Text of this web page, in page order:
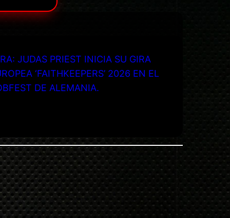
JUDAS PRIEST INICIA SU GIRA
‘FAITHKEEPERS’ 2026 EN EL
DE ALEMANIA.